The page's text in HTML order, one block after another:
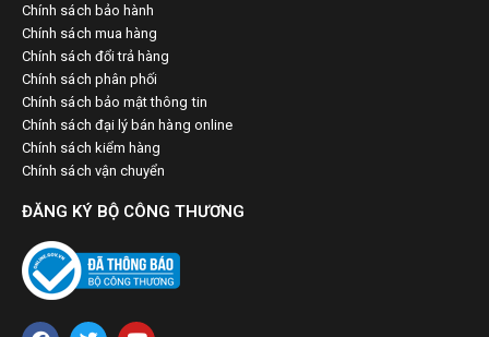
Chính sách bảo hành
Chính sách mua hàng
Chính sách đổi trả hàng
Chính sách phân phối
Chính sách bảo mật thông tin
Chính sách đại lý bán hàng online
Chính sách kiểm hàng
Chính sách vận chuyển
ĐĂNG KÝ BỘ CÔNG THƯƠNG